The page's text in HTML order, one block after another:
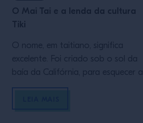
O Mai Tai e a lenda da cultura
Tiki
O nome, em taitiano, significa
excelente. Foi criado sob o sol da
baía da Califórnia, para esquecer a
guerra, as restrições e lembrar
uma das lendas da coquetelaria